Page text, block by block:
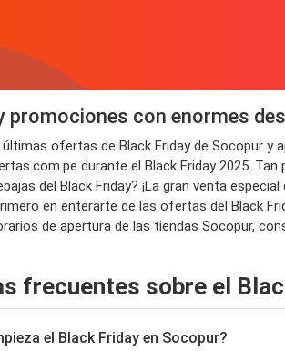
promociones con enormes
últimas ofertas de Black Friday de Socopur
durante el Black Friday 2025.
del Black Friday? ¡La gran venta
en enterarte de las ofertas del Black
de apertura de las tiendas Socopur,
frecuentes sobre el
el Black Friday en Socopur?